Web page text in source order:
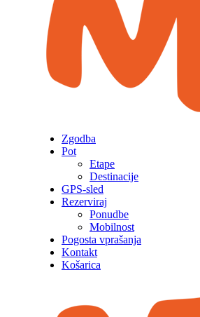
Zgodba
Pot
Etape
Destinacije
GPS-sled
Rezerviraj
Ponudbe
Mobilnost
Pogosta vprašanja
Kontakt
Košarica